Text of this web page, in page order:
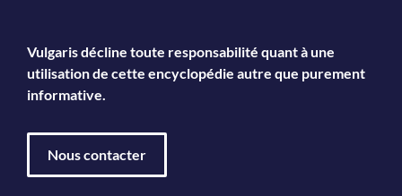
Vulgaris décline toute responsabilité quant à une
utilisation de cette encyclopédie autre que purement
informative.
Nous contacter